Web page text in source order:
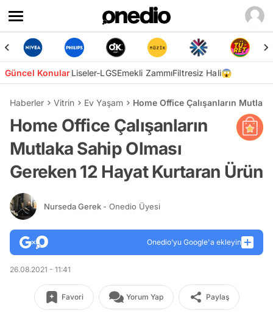
Güncel KonularLiseler-LGSEmekli ZammıFiltresiz Hali😱
Haberler Vitrin Ev Yaşam Home Office Çalışanların
Home Office Çalışanların
Mutlaka Sahip Olması
Gereken 12 Hayat Kurtaran Ürün
Nurseda Gerek - Onedio Üyesi
Onedio’yu Google'a ekleyin
26.08.2021 - 11:41
Favori Yorum Yap Paylaş